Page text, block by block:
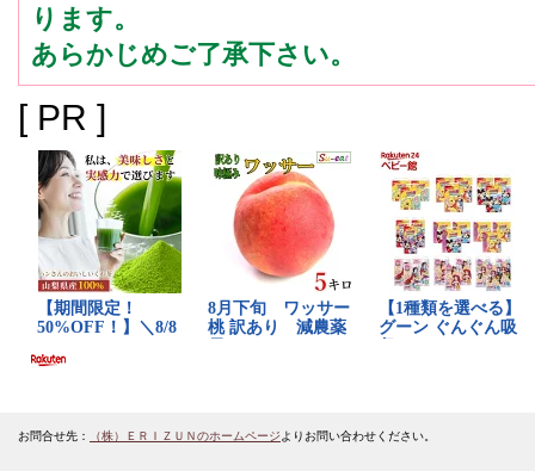
ります。
あらかじめご了承下さい。
[ PR ]
お問合せ先： （株）ＥＲＩＺＵＮのホームページよりお問い合わせください。